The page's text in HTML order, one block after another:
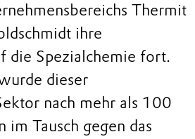
Thermit
ihre
die Spezialchemie fort.
dieser
nach mehr als 100
im Tausch gegen das